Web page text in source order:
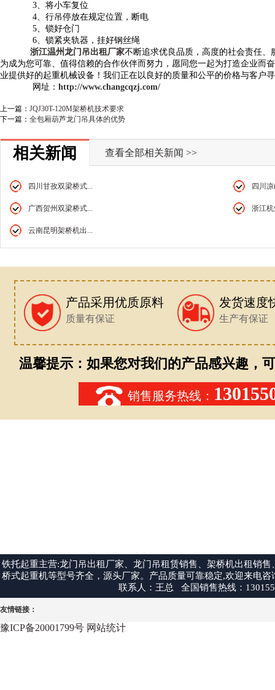
3、将小车复位
4、行吊停放在规定位置，断电
5、锁好仓门
6、锁紧夹轨器，挂好钢丝绳
浙江温州龙门吊出租厂家不断追求优良品质，高度的社会责任
为成为您可靠、值得信赖的合作伙伴而努力，愿同您一起为打造企业而
业提供好的起重机械设备！我们正在以良好的质量和公平的价格与客户
网址： http://www.changcqzj.com/
上一篇： JQJ30T-120M架桥机技术要求
下一篇： 全包厢葫芦龙门吊具体的优势
相关新闻
四川甘孜双梁桥式... 四川
广西贺州双梁桥式... 浙江
云南昆明架桥机出...
查看全部相关新闻 >>
产品采用优质原料
质量有保证
发货速度
生产有保证
温馨提示：如果您对我们的产品感兴趣，
销售服务热线：
铁托起重主营:龙门吊出租厂家、龙门吊租赁销售、架桥机出租销
桥式起重机等型号齐全，源头厂家。产品质量可靠稳定,欢迎来电
联系人：王总 全国销售热线：
友情链接：
豫ICP备20001799号 网站统计